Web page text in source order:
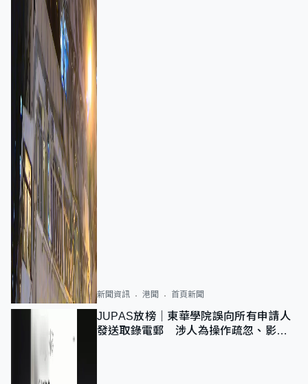
新聞資訊 港聞 首頁新聞
JUPAS放榜｜東華學院誤向所有申請人
發送取錄電郵 涉人為操作疏忽、影響